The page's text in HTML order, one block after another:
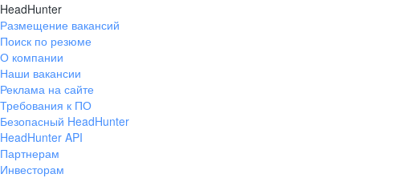
HeadHunter
Размещение вакансий
Поиск по резюме
О компании
Наши вакансии
Реклама на сайте
Требования к ПО
Безопасный HeadHunter
HeadHunter API
Партнерам
Инвесторам